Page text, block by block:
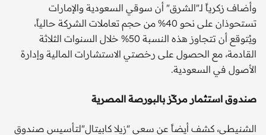
وأضاف زكرياً لـ"الشرق" أن سوقي السعودية والإمارات
تستحوذان على نحو 40% من حجم تعاملات الشركة حالياً،
ويُتوقع أن تتجاوز هذه النسبة 50% خلال السنوات الثلاثة
القادمة، مع الحصول على رخصتي الاستشارات المالية وإدارة
الأصول في السعودية.
صندوق استثمار مركّز بالبورصة المصرية
الشنيطي، كشف أيضاً عن سعي "زيلا كابيتال"لتأسيس صندوق